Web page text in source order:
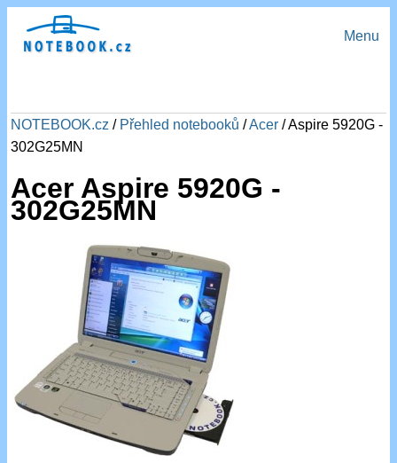
Menu
NOTEBOOK.cz / Přehled notebooků /Acer / Aspire 5920G -
302G25MN
Acer Aspire 5920G -
302G25MN